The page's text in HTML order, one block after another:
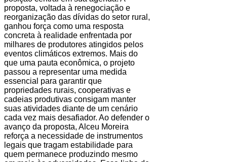
proposta, voltada à renegociação e
reorganização das dívidas do setor rural,
ganhou força como uma resposta
concreta à realidade enfrentada por
milhares de produtores atingidos pelos
eventos climáticos extremos. Mais do
que uma pauta econômica, o projeto
passou a representar uma medida
essencial para garantir que
propriedades rurais, cooperativas e
cadeias produtivas consigam manter
suas atividades diante de um cenário
cada vez mais desafiador. Ao defender o
avanço da proposta, Alceu Moreira
reforça a necessidade de instrumentos
legais que tragam estabilidade para
quem permanece produzindo mesmo